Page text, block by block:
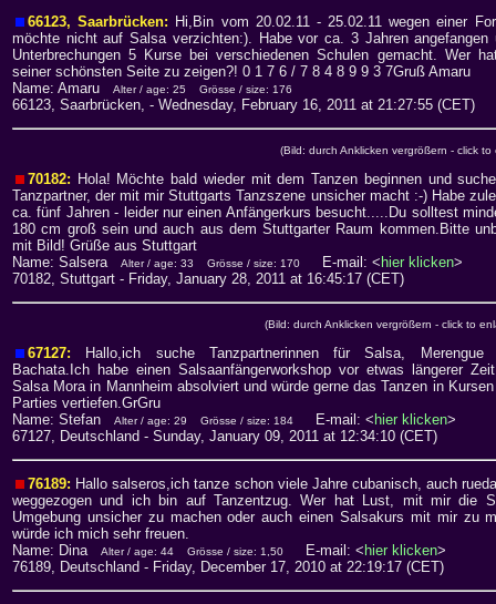
66123, Saarbrücken: Hi,Bin vom 20.02.11 - 25.02.11 wegen einer
möchte nicht auf Salsa verzichten:). Habe vor ca. 3 Jahren
Unterbrechungen 5 Kurse bei verschiedenen Schulen gemacht. Wer
seiner schönsten Seite zu zeigen?! 0 1 7 6 / 7 8 4 8 9 9 3 7Gruß Amaru
Name: Amaru
Alter / age: 25 Grösse / size: 176
66123, Saarbrücken, - Wednesday, February 16, 2011 at 21:27:55 (CET)
(Bild: durch Anklicken vergrößern - click to
70182: Hola! Möchte bald wieder mit dem Tanzen beginnen und
Tanzpartner, der mit mir Stuttgarts Tanzszene unsicher macht :-) Habe
ca. fünf Jahren - leider nur einen Anfängerkurs besucht.....Du solltest
180 cm groß sein und auch aus dem Stuttgarter Raum kommen.Bitte
mit Bild! Grüße aus Stuttgart
Name: Salsera
Alter / age: 33 Grösse / size: 170 E-mail: < hier klicken>
70182, Stuttgart - Friday, January 28, 2011 at 16:45:17 (CET)
(Bild: durch Anklicken vergrößern - click to
67127:
Hallo,ich suche Tanzpartnerinnen für Salsa, Merengue
Bachata.Ich habe einen Salsaanfängerworkshop vor etwas längerer
Salsa Mora in Mannheim absolviert und würde gerne das Tanzen in
Parties vertiefen.GrGru
Name: Stefan
Alter / age: 29 Grösse / size: 184 E-mail: < hier klicken>
67127, Deutschland - Sunday, January 09, 2011 at 12:34:10 (CET)
76189: Hallo salseros,ich tanze schon viele Jahre cubanisch, auch
weggezogen und ich bin auf Tanzentzug. Wer hat Lust, mit mir die
Umgebung unsicher zu machen oder auch einen Salsakurs mit mir zu
würde ich mich sehr freuen.
Name: Dina
Alter / age: 44 Grösse / size: 1,50 E-mail: < hier klicken>
76189, Deutschland - Friday, December 17, 2010 at 22:19:17 (CET)